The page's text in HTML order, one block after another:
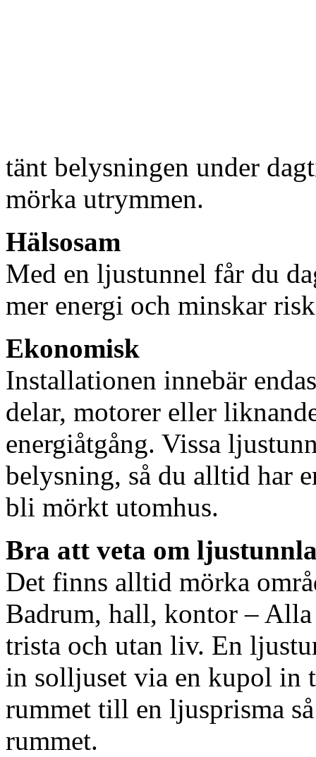
tänt belysningen under
mörka utrymmen.
Hälsosam
Med en ljustunnel får du
mer energi och minskar
Ekonomisk
Installationen innebär
delar, motorer eller
energiåtgång. Vissa
belysning, så du alltid har
bli mörkt utomhus.
Bra att veta om
Det finns alltid mörka
Badrum, hall, kontor – Alla
trista och utan liv. En
in solljuset via en kupol in
rummet till en ljusprisma
rummet.